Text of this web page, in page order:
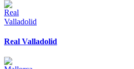
Real Valladolid